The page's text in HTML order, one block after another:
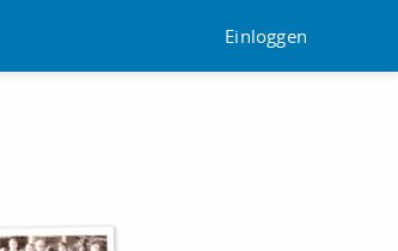
Einloggen